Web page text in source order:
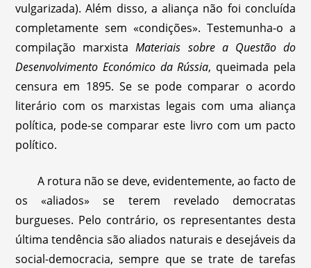
vulgarizada). Além disso, a aliança não foi concluída
completamente sem «condições». Testemunha-o a
compilação marxistaMateriais sobre a Questão do
Desenvolvimento Económico da Rússia, queimada pela
censura em 1895. Se se pode comparar o acordo
literário com os marxistas legais com uma aliança
política, pode-se comparar este livro com um pacto
político.
A rotura não se deve, evidentemente, ao facto de
os «aliados» se terem revelado democratas
burgueses. Pelo contrário, os representantes desta
última tendência são aliados naturais e desejáveis da
social-democracia, sempre que se trate de tarefas